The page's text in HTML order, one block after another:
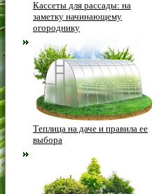
Кассеты для рассады: на
заметку начинающему
огороднику
Теплица на даче и правила ее
выбора